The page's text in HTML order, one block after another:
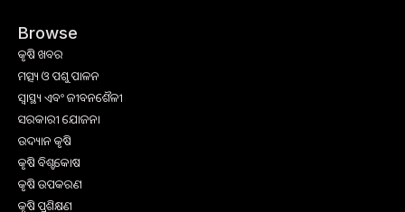
Browse
କୃଷି ଖବର
ମତ୍ସ୍ୟ ଓ ପଶୁ ପାଳନ
ସ୍ୱାସ୍ଥ୍ୟ ଏବଂ ଜୀବନଶୈଳୀ
ସରକାରୀ ଯୋଜନା
ଉଦ୍ୟାନ କୃଷି
କୃଷି ବିଶ୍ବକୋଷ
କୃଷି ଉପକରଣ
କୃଷି ପ୍ରଶିକ୍ଷଣ